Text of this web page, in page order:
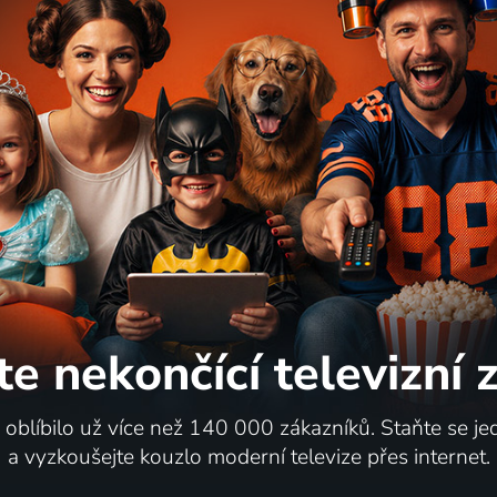
%
do toho!
4 díly
DMZ
92% 12 dílů
nekončící televizní
oblíbilo už více než 140 000 zákazníků. Staňte se
a vyzkoušejte kouzlo moderní televize přes internet.